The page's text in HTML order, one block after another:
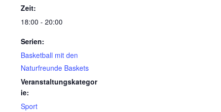
Zeit:
18:00 - 20:00
Serien:
Basketball mit den
Naturfreunde Baskets
Veranstaltungskategor
ie:
Sport